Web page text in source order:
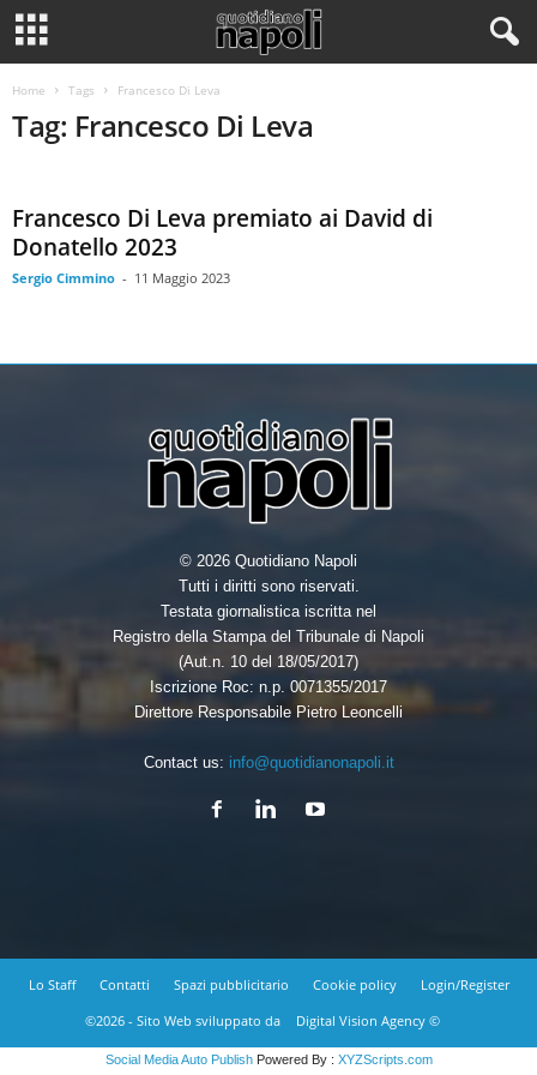
Home Tags Francesco Di Leva
Tag: Francesco Di Leva
Francesco Di Leva premiato ai David di
Donatello 2023
Sergio Cimmino - 11 Maggio 2023
© 2026 Quotidiano Napoli
Tutti i diritti sono riservati.
Testata giornalistica iscritta nel
Registro della Stampa del Tribunale di Napoli
(Aut.n. 10 del 18/05/2017)
Iscrizione Roc: n.p. 0071355/2017
Direttore Responsabile Pietro Leoncelli
Contact us: info@quotidianonapoli.it
Lo Staff Contatti Spazi pubblicitario Cookie policy
Login/Register
©2026 - Sito Web sviluppato da
Digital Vision Agency ©
Social Media Auto PublishPowered By : XYZScripts.com